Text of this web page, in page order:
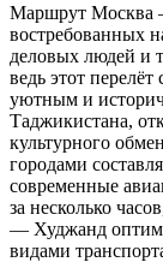
Маршрут Москва
востребованных
деловых людей и
ведь этот
уютным и
Таджикистана,
культурного
городами
современные
за несколько
— Худжанд
видами